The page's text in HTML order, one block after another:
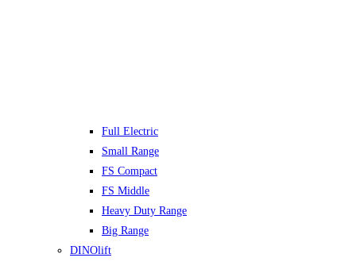
Full Electric
Small Range
FS Compact
FS Middle
Heavy Duty Range
Big Range
DINOlift